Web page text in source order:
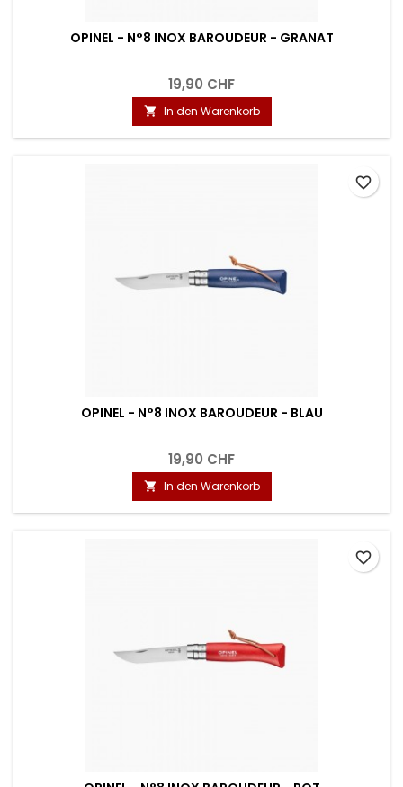
OPINEL - N°8 INOX BAROUDEUR - GRANAT
19,90 CHF
 In den Warenkorb
OPINEL - N°8 INOX BAROUDEUR - BLAU
19,90 CHF
 In den Warenkorb
favorite_border
favorite_border